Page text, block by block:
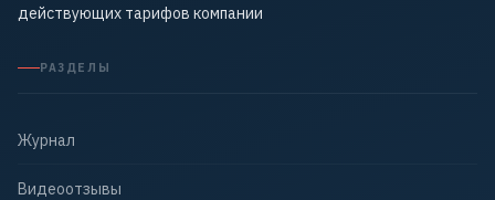
действующих тарифов компании
РАЗДЕЛЫ
Журнал
Видеоотзывы